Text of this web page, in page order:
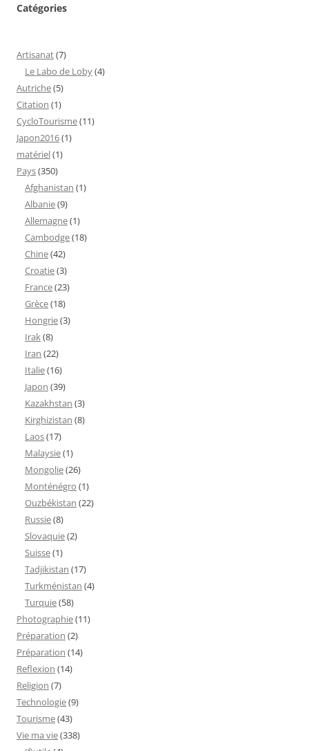
Catégories
Artisanat(7)
Le Labo de Loby(4)
Autriche(5)
Citation (1)
CycloTourisme(11)
Japon2016(1)
matériel(1)
Pays(350)
Afghanistan (1)
Albanie(9)
Allemagne(1)
Cambodge(18)
Chine(42)
Croatie(3)
France(23)
Grèce(18)
Hongrie(3)
Irak (8)
Iran (22)
Italie(16)
Japon (39)
Kazakhstan (3)
Kirghizistan (8)
Laos(17)
Malaysie(1)
Mongolie(26)
Monténégro (1)
Ouzbékistan (22)
Russie(8)
Slovaquie(2)
Suisse(1)
Tadjikistan (17)
Turkménistan (4)
Turquie(58)
Photographie(11)
Préparation (2)
Préparation (14)
Reflexion (14)
Religion (7)
Technologie(9)
Tourisme(43)
Vie ma vie(338)